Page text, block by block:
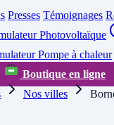
Presses Témoignages
Photovoltaïque
Pompe à chaleur
Boutique en ligne
Nos villes